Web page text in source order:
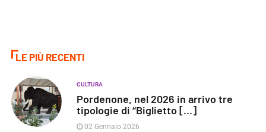
LE PIÙ RECENTI
CULTURA
Pordenone, nel 2026 in arrivo tre
tipologie di “Biglietto [...]
02 Gennaio 2026